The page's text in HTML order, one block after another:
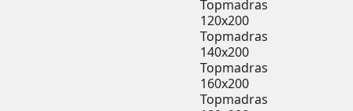
Topmadras
120x200
Topmadras
140x200
Topmadras
160x200
Topmadras